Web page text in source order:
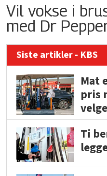
Vil vokse i
med Dr
Siste artikler - KBS
Mat
pris
Ti